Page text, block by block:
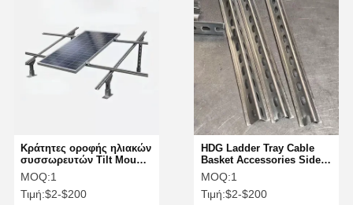
Κράτητες οροφής ηλιακών
συσσωρευτών Tilt Mount
για οροφή μεταλλικού
αλουμινίου ODM
MOQ:1
Τιμή:$2-$200
HDG Ladder Tray Cable
Basket Accessories Side
Rail για τη διαχείριση
καλωδίων
MOQ:1
Τιμή:$2-$200